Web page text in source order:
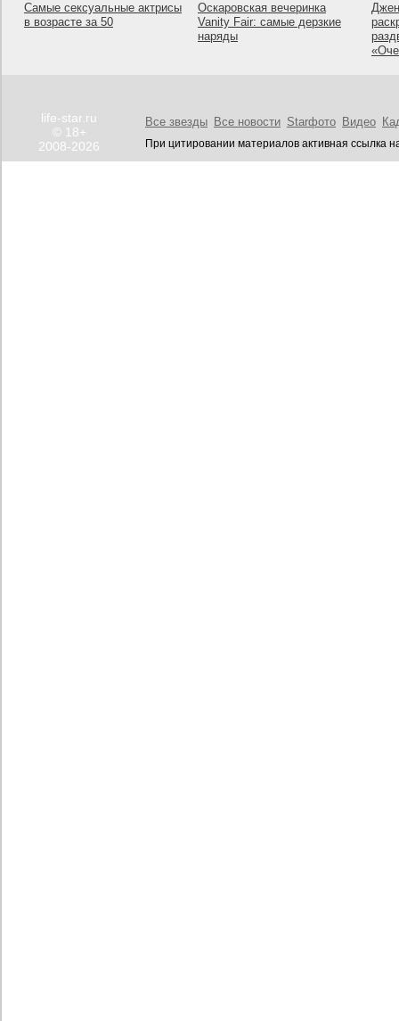
Самые сексуальные актрисы
в возрасте за 50
Оскаровская вечеринка
Vanity Fair: самые дерзкие
наряды
life-star.ru
© 18+
2008-2026
Все звезды Все новости Starфото Видео
При цитировании материалов активная ссылка